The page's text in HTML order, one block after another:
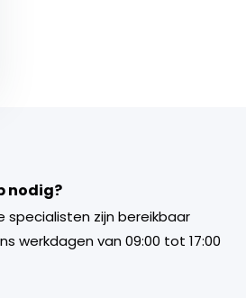
nodig?
specialisten zijn bereikbaar
werkdagen van 09:00 tot 17:00